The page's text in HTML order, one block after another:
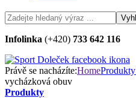
Infolinka (+420) 733 642 116
Právě se nacházíte:HomeProdukty
vycházková obuv
Produkty